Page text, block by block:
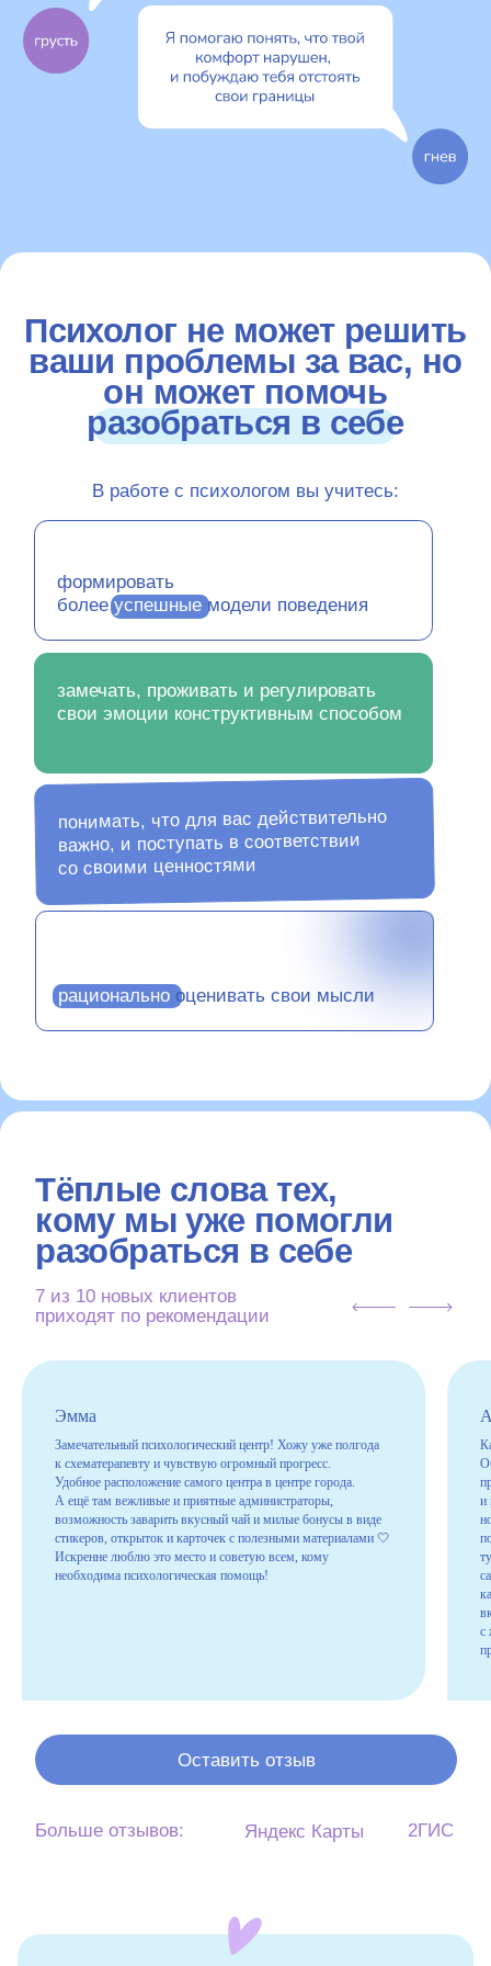
формировать
болееуспешныемодели поведения
замечать, проживать и регулировать
свои эмоции конструктивным способом
рациональнооценивать свои мысли
важно, и поступать в соответствии
со своими ценностями
Психолог не может решить
ваши проблемы за вас, но
он может помочь
кому мы уже помогли
разобраться в себе
7 из 10 новых клиентов
приходят по рекомендации
Тёплые слова тех,
кому мы уже помогли
Тёплые слова тех,
Эмма
Замечательный психологический центр! Хожу уже полгода
к схематерапевту и чувствую огромный прогресс.
Удобное расположение самого центра в центре города.
А ещё там вежливые и приятные администраторы,
возможность заварить вкусный чай и милые бонусы в виде
стикеров, открыток и карточек с полезными материалами 🤍
Искренне люблю это место и советую всем, кому
необходима психологическая помощь!
и
с
Больше отзывов:
Оставить отзыв
Яндекс Карты
Если вы не знаете, какого специалиста
выбрать, заполните короткую форму, и наши
Связаться с менеджером